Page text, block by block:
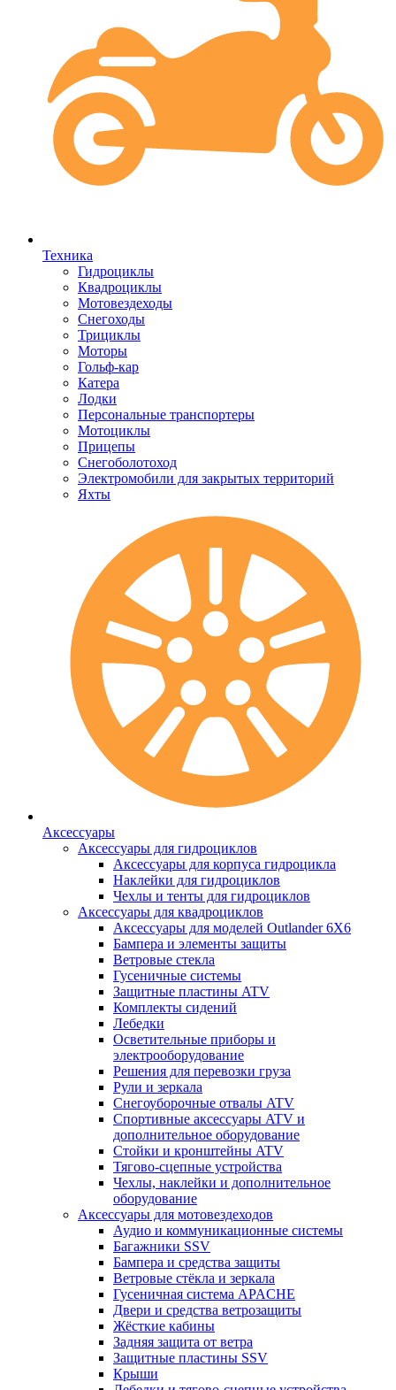
Техника
Гидроциклы
Квадроциклы
Мотовездеходы
Снегоходы
Трициклы
Моторы
Гольф-кар
Катера
Лодки
Персональные транспортеры
Мотоциклы
Прицепы
Снегоболотоход
Электромобили для закрытых территорий
Яхты
Аксессуары
Аксессуары для гидроциклов
Аксессуары для корпуса гидроцикла
Наклейки для гидроциклов
Чехлы и тенты для гидроциклов
Аксессуары для квадроциклов
Аксессуары для моделей Outlander 6X6
Бампера и элементы защиты
Ветровые стекла
Гусеничные системы
Защитные пластины ATV
Комплекты сидений
Лебедки
Осветительные приборы и
электрооборудование
Решения для перевозки груза
Рули и зеркала
Снегоуборочные отвалы ATV
Спортивные аксессуары ATV и
дополнительное оборудование
Стойки и кронштейны ATV
Тягово-сцепные устройства
Чехлы, наклейки и дополнительное
оборудование
Аксессуары для мотовездеходов
Аудио и коммуникационные системы
Багажники SSV
Бампера и средства защиты
Ветровые стёкла и зеркала
Гусеничная система APACHE
Двери и средства ветрозащиты
Жёсткие кабины
Задняя защита от ветра
Защитные пластины SSV
Крыши